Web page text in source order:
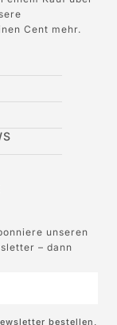
Cent mehr.
unseren
– dann
bestellen,